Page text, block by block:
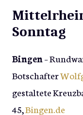
Sonntag
Bingen–
Botschafter
gestaltete
45,Bingen.de